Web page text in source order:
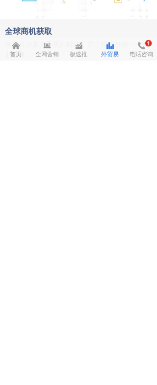
全球商机获取
询盘直达客户手机和邮箱，防止错失任何一个商
业信息
낀
首页
뀵
全网营销
낉
极速推
뀲
外贸易
끅
电话咨询